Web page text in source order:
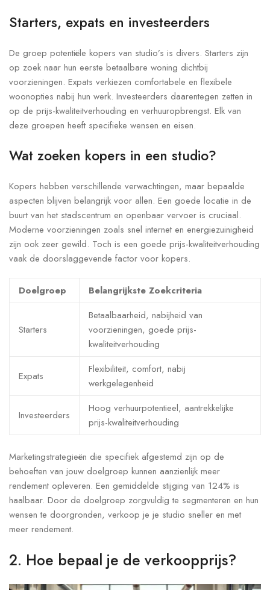
Starters, expats en investeerders
De groep potentiële kopers van studio’s is divers. Starters zijn
op zoek naar hun eerste betaalbare woning dichtbij
voorzieningen. Expats verkiezen comfortabele en flexibele
woonopties nabij hun werk. Investeerders daarentegen zetten in
op de prijs-kwaliteitverhouding en verhuuropbrengst. Elk van
deze groepen heeft specifieke wensen en eisen.
Wat zoeken kopers in een studio?
Kopers hebben verschillende verwachtingen, maar bepaalde
aspecten blijven belangrijk voor allen. Een goede locatie in de
buurt van het stadscentrum en openbaar vervoer is cruciaal.
Moderne voorzieningen zoals snel internet en energiezuinigheid
zijn ook zeer gewild. Toch is een goede prijs-kwaliteitverhouding
vaak de doorslaggevende factor voor kopers.
Doelgroep Belangrijkste Zoekcriteria
Starters
Betaalbaarheid, nabijheid van
voorzieningen, goede prijs-
kwaliteitverhouding
Expats
Flexibiliteit, comfort, nabij
werkgelegenheid
Investeerders
Hoog verhuurpotentieel, aantrekkelijke
prijs-kwaliteitverhouding
Marketingstrategieën die specifiek afgestemd zijn op de
behoeften van jouw doelgroep kunnen aanzienlijk meer
rendement opleveren. Een gemiddelde stijging van 124% is
haalbaar. Door de doelgroep zorgvuldig te segmenteren en hun
wensen te doorgronden, verkoop je je studio sneller en met
meer rendement.
2. Hoe bepaal je de verkoopprijs?